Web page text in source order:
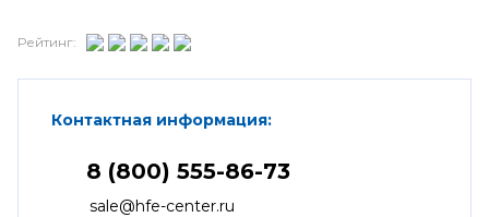
Рейтинг:
Контактная информация:
8 (800) 555-86-73
sale@hfe-center.ru